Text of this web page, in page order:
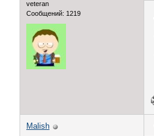
veteran
Сообщений: 1219
Malish